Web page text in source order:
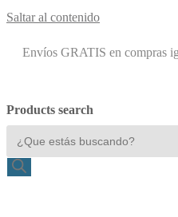
Saltar al contenido
Envíos GRATIS en compras
Products search